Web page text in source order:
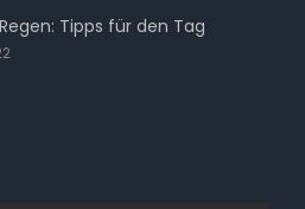
Tipps für den Tag